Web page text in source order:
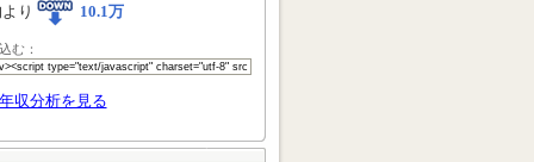
り 10.1万
む：
収分析を見る